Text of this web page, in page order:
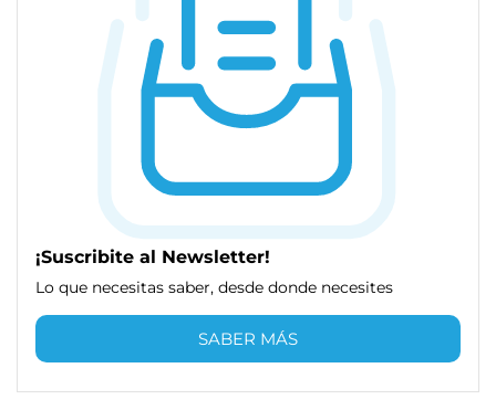
¡Suscribite al Newsletter!
Lo que necesitas saber, desde donde necesites
SABER MÁS